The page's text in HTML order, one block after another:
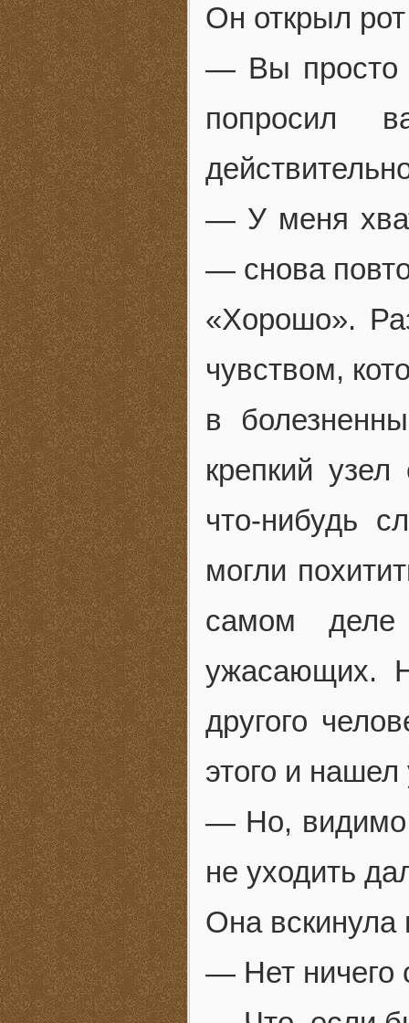
Он открыл
— Вы просто
попросил
— У меня
— снова
«Хорошо».
чувством,
в
крепкий
что-нибудь
могли
самом
ужасающих.
другого
этого и
— Но, видимо,
не уходить
Она вскинула
— Нет ничего